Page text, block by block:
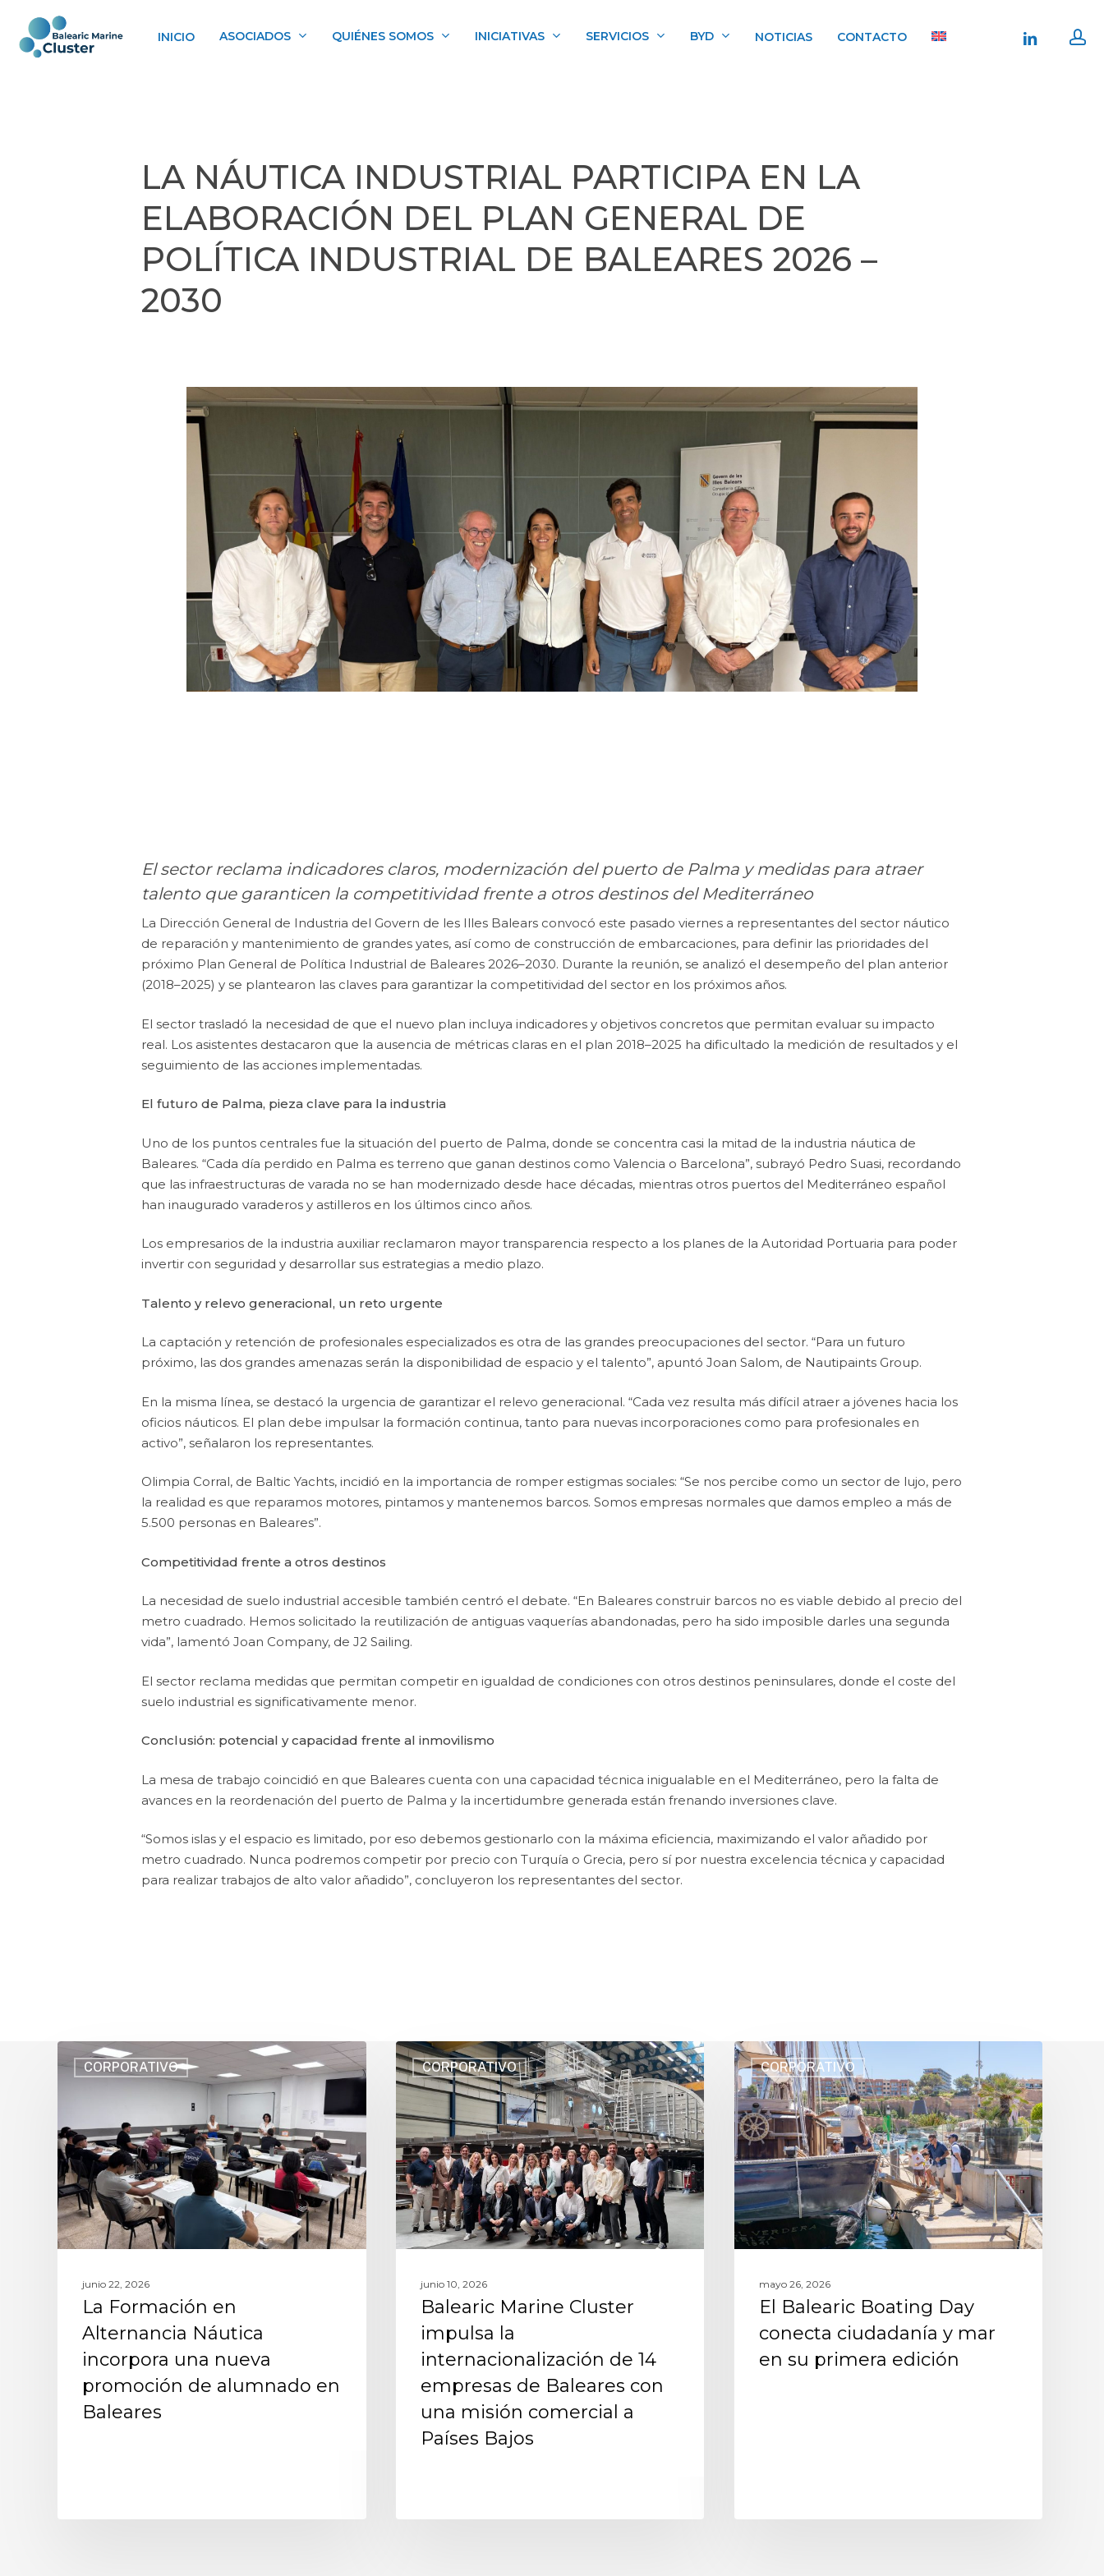
main
INICIO ASOCIADOS QUIÉNES SOMOS INICIATIVAS SERVICIOS BYD NOTICIAS CONTACTO linkedin
LA NÁUTICA INDUSTRIAL PARTICIPA EN LA
ELABORACIÓN DEL PLAN GENERAL DE
POLÍTICA INDUSTRIAL DE BALEARES 2026 –
2030
El sector reclama indicadores claros, modernización del puerto de Palma y medidas para atraer
talento que garanticen la competitividad frente a otros destinos del Mediterráneo
La Dirección General de Industria del Govern de les Illes Balears convocó este pasado viernes a representantes del sector náutico
de reparación y mantenimiento de grandes yates, así como de construcción de embarcaciones, para definir las prioridades del
próximo Plan General de Política Industrial de Baleares 2026–2030. Durante la reunión, se analizó el desempeño del plan anterior
(2018–2025) y se plantearon las claves para garantizar la competitividad del sector en los próximos años.
El sector trasladó la necesidad de que el nuevo plan incluya indicadores y objetivos concretos que permitan evaluar su impacto
real. Los asistentes destacaron que la ausencia de métricas claras en el plan 2018–2025 ha dificultado la medición de resultados y el
seguimiento de las acciones implementadas.
El futuro de Palma, pieza clave para la industria
Uno de los puntos centrales fue la situación del puerto de Palma, donde se concentra casi la mitad de la industria náutica de
Baleares. “Cada día perdido en Palma es terreno que ganan destinos como Valencia o Barcelona”, subrayó Pedro Suasi, recordando
que las infraestructuras de varada no se han modernizado desde hace décadas, mientras otros puertos del Mediterráneo español
han inaugurado varaderos y astilleros en los últimos cinco años.
Los empresarios de la industria auxiliar reclamaron mayor transparencia respecto a los planes de la Autoridad Portuaria para poder
invertir con seguridad y desarrollar sus estrategias a medio plazo.
Talento y relevo generacional, un reto urgente
La captación y retención de profesionales especializados es otra de las grandes preocupaciones del sector. “Para un futuro
próximo, las dos grandes amenazas serán la disponibilidad de espacio y el talento”, apuntó Joan Salom, de Nautipaints Group.
En la misma línea, se destacó la urgencia de garantizar el relevo generacional. “Cada vez resulta más difícil atraer a jóvenes hacia los
oficios náuticos. El plan debe impulsar la formación continua, tanto para nuevas incorporaciones como para profesionales en
activo”, señalaron los representantes.
Olimpia Corral, de Baltic Yachts, incidió en la importancia de romper estigmas sociales: “Se nos percibe como un sector de lujo, pero
la realidad es que reparamos motores, pintamos y mantenemos barcos. Somos empresas normales que damos empleo a más de
5.500 personas en Baleares”.
Competitividad frente a otros destinos
La necesidad de suelo industrial accesible también centró el debate. “En Baleares construir barcos no es viable debido al precio del
metro cuadrado. Hemos solicitado la reutilización de antiguas vaquerías abandonadas, pero ha sido imposible darles una segunda
vida”, lamentó Joan Company, de J2 Sailing.
El sector reclama medidas que permitan competir en igualdad de condiciones con otros destinos peninsulares, donde el coste del
suelo industrial es significativamente menor.
Conclusión: potencial y capacidad frente al inmovilismo
La mesa de trabajo coincidió en que Baleares cuenta con una capacidad técnica inigualable en el Mediterráneo, pero la falta de
avances en la reordenación del puerto de Palma y la incertidumbre generada están frenando inversiones clave.
“Somos islas y el espacio es limitado, por eso debemos gestionarlo con la máxima eficiencia, maximizando el valor añadido por
metro cuadrado. Nunca podremos competir por precio con Turquía o Grecia, pero sí por nuestra excelencia técnica y capacidad
para realizar trabajos de alto valor añadido”, concluyeron los representantes del sector.
CORPORATIVO
junio 22, 2026
La Formación en
Alternancia Náutica
incorpora una nueva
promoción de alumnado en
Baleares
CORPORATIVO
junio 10, 2026
Balearic Marine Cluster
impulsa la
internacionalización de 14
empresas de Baleares con
una misión comercial a
Países Bajos
CORPORATIVO
mayo 26, 2026
El Balearic Boating Day
conecta ciudadanía y mar
en su primera edición